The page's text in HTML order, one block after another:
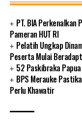
PT. BIA
Pameran HUT RI
Pelatih Ungkap
Peserta Mulai
52 Paskibraka
BPS Merauke
Perlu Khawatir